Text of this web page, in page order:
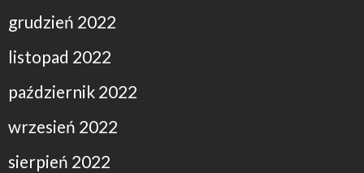
grudzień 2022
listopad 2022
październik 2022
wrzesień 2022
sierpień 2022